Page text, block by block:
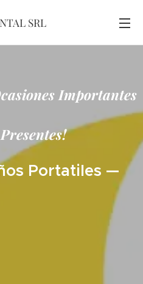
SRL
Importantes
Portatiles —